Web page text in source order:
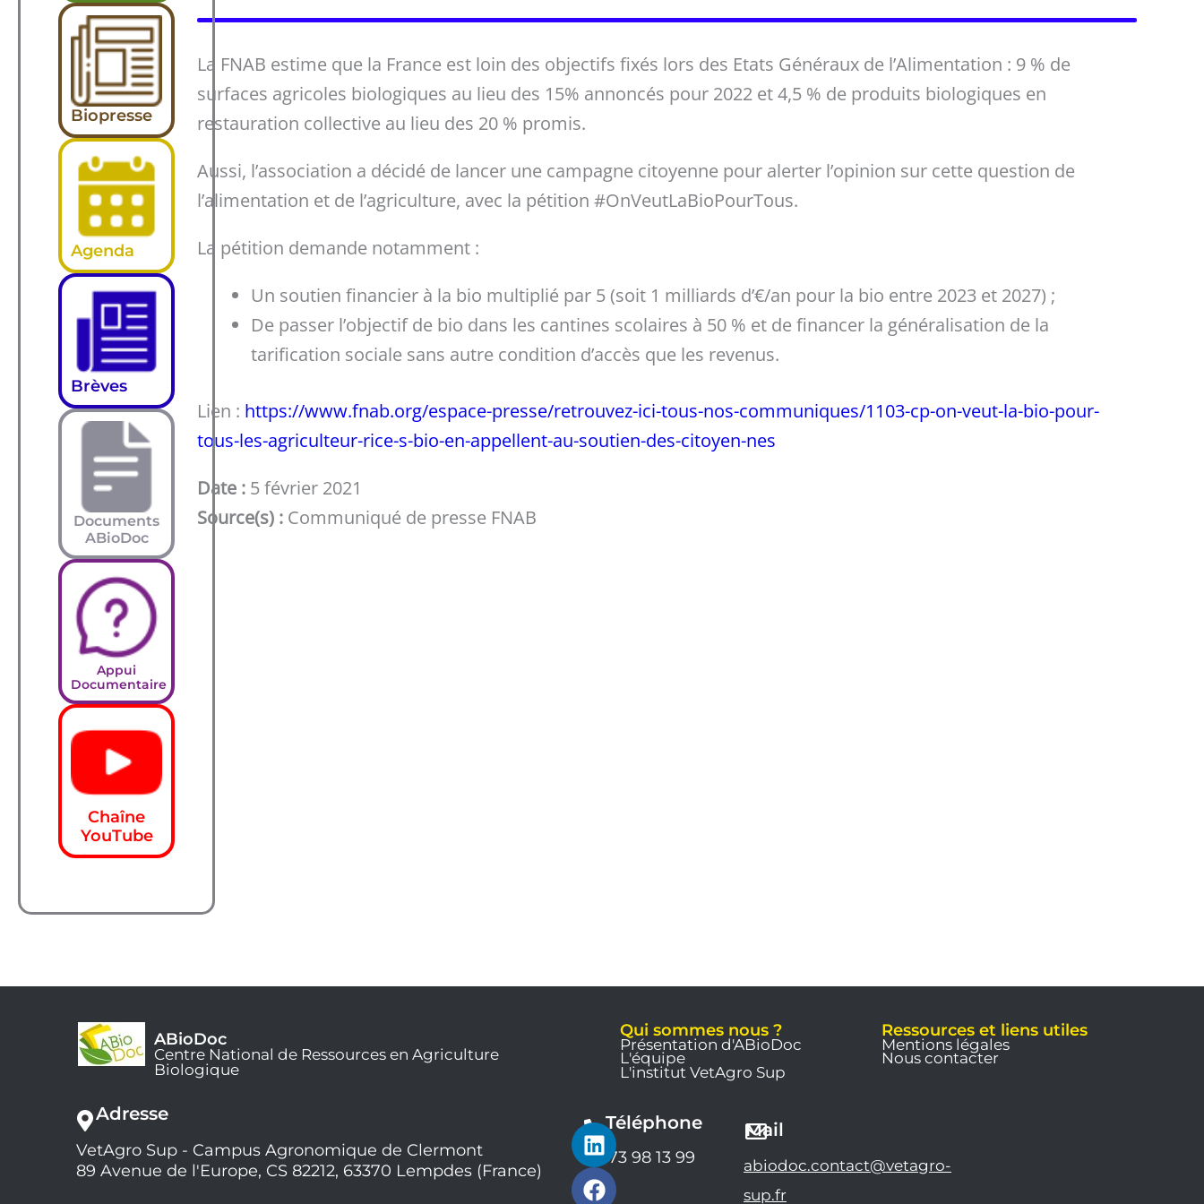
Biopresse
Agenda
Brèves
Documents
ABioDoc
Appui
Documentaire
Chaîne
YouTube
La FNAB estime que la France est loin des objectifs fixés lors des Etats Généraux de l’Alimentation : 9 % de
surfaces agricoles biologiques au lieu des 15% annoncés pour 2022 et 4,5 % de produits biologiques en
restauration collective au lieu des 20 % promis.
Aussi, l’association a décidé de lancer une campagne citoyenne pour alerter l’opinion sur cette question de
l’alimentation et de l’agriculture, avec la pétition #OnVeutLaBioPourTous.
La pétition demande notamment :
Un soutien financier à la bio multiplié par 5 (soit 1 milliards d’€/an pour la bio entre 2023 et 2027) ;
De passer l’objectif de bio dans les cantines scolaires à 50 % et de financer la généralisation de la
tarification sociale sans autre condition d’accès que les revenus.
Lien : https://www.fnab.org/espace-presse/retrouvez-ici-tous-nos-communiques/1103-cp-on-veut-la-bio-pour-
tous-les-agriculteur-rice-s-bio-en-appellent-au-soutien-des-citoyen-nes
Date : 5 février 2021
Source(s) : Communiqué de presse FNAB
ABioDoc
Centre National de Ressources en Agriculture
Biologique
Adresse
VetAgro Sup - Campus Agronomique de Clermont
89 Avenue de l'Europe, CS 82212, 63370 Lempdes (France)
Téléphone
04 73 98 13 99
Mail
abiodoc.contact@vetagro-
sup.fr
L
i
n
F
a
c
Y
o
u
Qui sommes nous ?
Présentation d'ABioDoc
L'équipe
L'institut VetAgro Sup
Ressources et liens utiles
Mentions légales
Nous contacter